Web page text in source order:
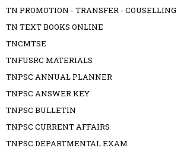
TN PROMOTION - TRANSFER - COUSELLING
TN TEXT BOOKS ONLINE
TNCMTSE
TNFUSRC MATERIALS
TNPSC ANNUAL PLANNER
TNPSC ANSWER KEY
TNPSC BULLETIN
TNPSC CURRENT AFFAIRS
TNPSC DEPARTMENTAL EXAM